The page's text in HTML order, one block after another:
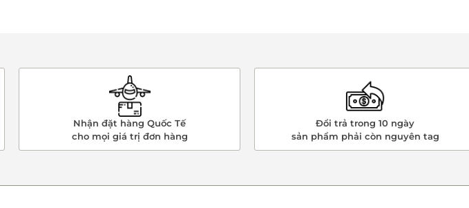
Nhận đặt hàng Quốc Tế
cho mọi giá trị đơn hàng
Đổi trả trong 10 ngày
sản phẩm phải còn nguyên tag